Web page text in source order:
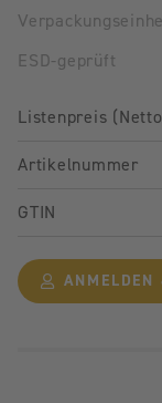
ESD-geprüft
Listenpreis
Artikelnummer
GTIN
ANMELDEN